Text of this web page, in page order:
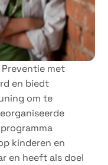
met
en biedt
om te
kinderen en
en heeft als doel